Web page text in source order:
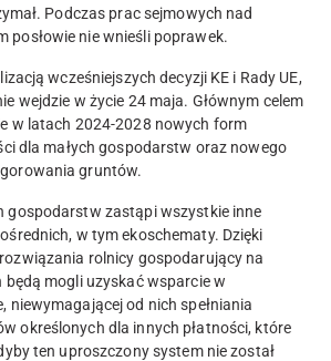
Podczas prac sejmowych nad
posłowie nie wnieśli poprawek.
wcześniejszych decyzji KE i Rady UE,
wejdzie w życie 24 maja. Głównym celem
w latach 2024-2028 nowych form
dla małych gospodarstw oraz nowego
gruntów.
gospodarstw zastąpi wszystkie inne
w tym ekoschematy. Dzięki
rolnicy gospodarujący na
będą mogli uzyskać wsparcie w
niewymagającej od nich spełniania
określonych dla innych płatności, które
ten uproszczony system nie został